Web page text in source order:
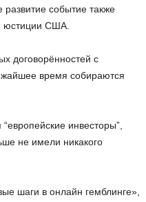
событие также
юстиции США.
договорённостей с
время собираются
инвесторы”,
не имели никакого
шаги в онлайн гемблинге»,